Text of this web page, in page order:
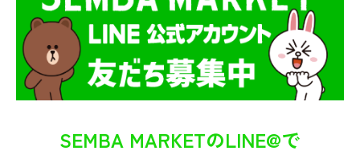
SEMBA MARKETのLINE@で